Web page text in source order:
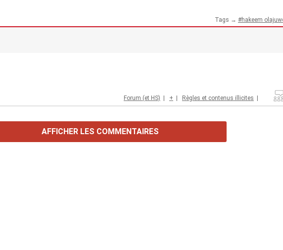
Tags → hakeem
Forum (et HS) | + | Règles et contenus illicites |
AFFICHER LES COMMENTAIRES